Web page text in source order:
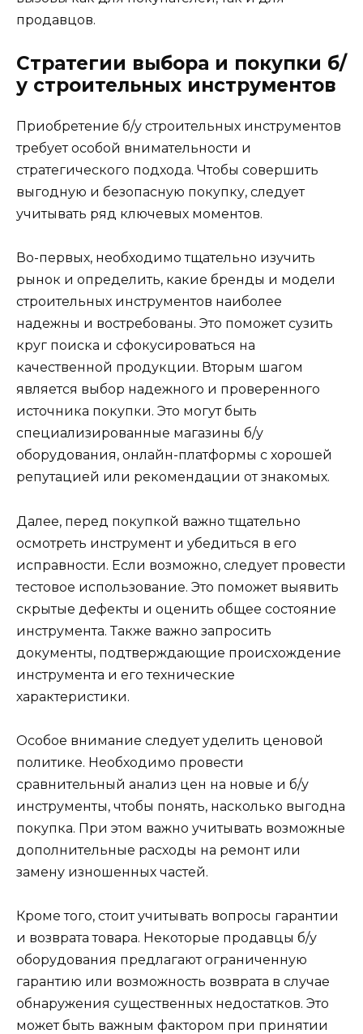
продавцов.
Стратегии выбора и покупки б/
у строительных инструментов
Приобретение б/у строительных инструментов
требует особой внимательности и
стратегического подхода. Чтобы совершить
выгодную и безопасную покупку, следует
учитывать ряд ключевых моментов.
Во-первых, необходимо тщательно изучить
рынок и определить, какие бренды и модели
строительных инструментов наиболее
надежны и востребованы. Это поможет сузить
круг поиска и сфокусироваться на
качественной продукции. Вторым шагом
является выбор надежного и проверенного
источника покупки. Это могут быть
специализированные магазины б/у
оборудования, онлайн-платформы с хорошей
репутацией или рекомендации от знакомых.
Далее, перед покупкой важно тщательно
осмотреть инструмент и убедиться в его
исправности. Если возможно, следует провести
тестовое использование. Это поможет выявить
скрытые дефекты и оценить общее состояние
инструмента. Также важно запросить
документы, подтверждающие происхождение
инструмента и его технические
характеристики.
Особое внимание следует уделить ценовой
политике. Необходимо провести
сравнительный анализ цен на новые и б/у
инструменты, чтобы понять, насколько выгодна
покупка. При этом важно учитывать возможные
дополнительные расходы на ремонт или
замену изношенных частей.
Кроме того, стоит учитывать вопросы гарантии
и возврата товара. Некоторые продавцы б/у
оборудования предлагают ограниченную
гарантию или возможность возврата в случае
обнаружения существенных недостатков. Это
может быть важным фактором при принятии